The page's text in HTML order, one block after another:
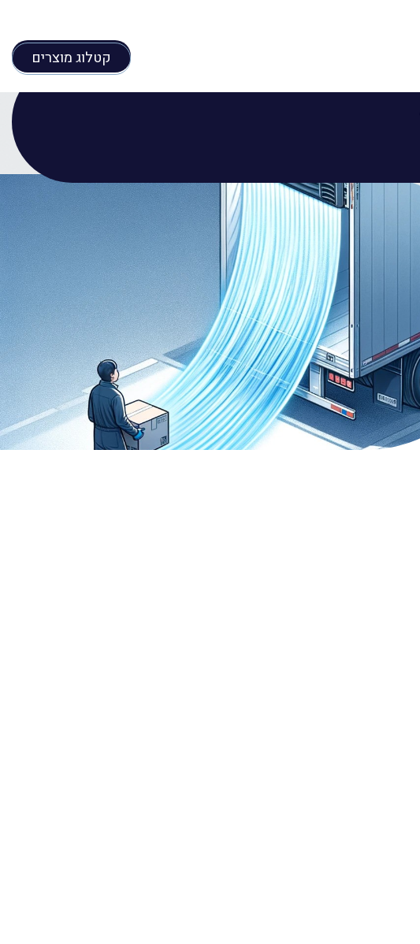
קטלוג מוצרים